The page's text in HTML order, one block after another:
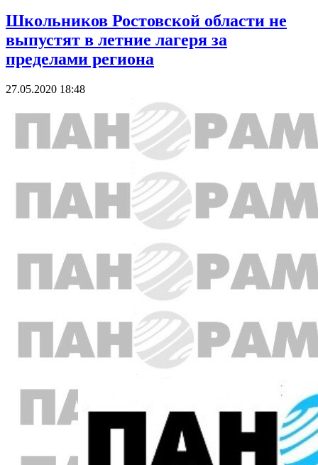
Школьников Ростовской области не
выпустят в летние лагеря за
пределами региона
27.05.2020 18:48